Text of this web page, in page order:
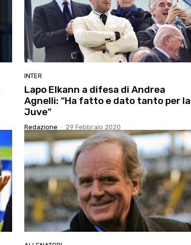
INTER
Lapo Elkann a difesa di Andrea
Agnelli: “Ha fatto e dato tanto per la
Juve”
Redazione - 29 Febbraio 2020